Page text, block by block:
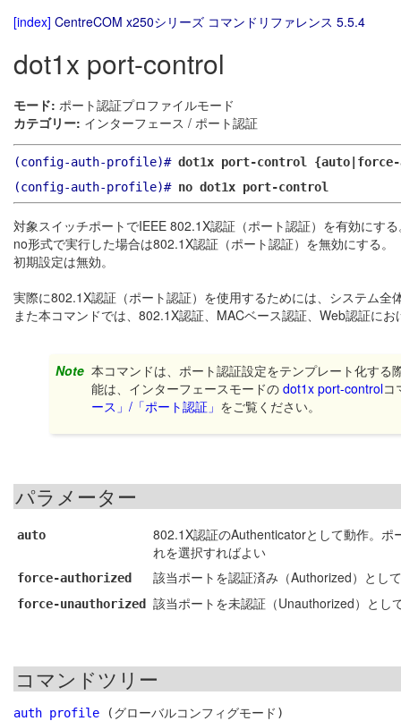
[index] CentreCOM x250シリーズ コマンドリファレンス 5.5.4
dot1x port-control
モード: ポート認証プロファイルモード
カテゴリー: インターフェース / ポート認証
(config-auth-profile)# dot1x port-control {auto|force-
(config-auth-profile)# no dot1x port-control
対象スイッチポートでIEEE 802.1X認証（ポート認証）を有効にす
no形式で実行した場合は802.1X認証（ポート認証）を無効にする。
初期設定は無効。
実際に802.1X認証（ポート認証）を使用するためには、システム
また本コマンドでは、802.1X認証、MACベース認証、Web認証に
Note 本コマンドは、ポート認証設定をテンプレート化す
能は、インターフェースモードのdot1x port-controlコ
ース」/「ポート認証」 をご覧ください。
パラメーター
auto
802.1X認証のAuthenticatorとして動作。
れを選択すればよい
force-authorized 該当ポートを認証済み（Authorized）とし
force-unauthorized 該当ポートを未認証（Unauthorized）とし
コマンドツリー
auth profile (グローバルコンフィグモード)